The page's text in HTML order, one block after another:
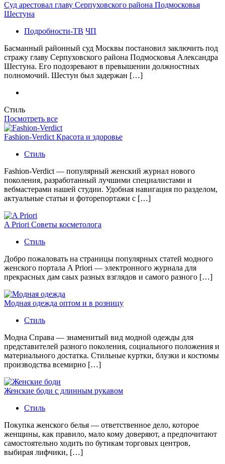
Суд арестовал главу Серпуховского района Подмосковья
Шестуна
Подробности-ТВ ЧП
Басманный районный суд Москвы постановил заключить под
стражу главу Серпуховского района Подмосковья Александра
Шестуна. Его подозревают в превышении должностных
полномочий. Шестун был задержан […]
Стиль
Посмотреть все
Fashion-Verdict Красота и здоровье
Стиль
Fashion-Verdict — популярный женский журнал нового
поколения, разработанный лучшими специалистами и
вебмастерами нашей студии. Удобная навигация по разделом,
актуальные статьи и фоторепортажи с […]
A Priori Советы косметолога
Стиль
Добро пожаловать на страницы популярных статей модного
женского портала A Priori — электронного журнала для
прекрасных дам саых разных взглядов и самого разного […]
Модная одежда оптом и в розницу
Стиль
Модна Справа — знаменитый вид модной одежды для
представителей разного поколения, социального положения и
материального достатка. Стильные куртки, блузки и костюмы
производства всемирно […]
Женские боди с длинным рукавом
Стиль
Покупка женского белья — ответственное дело, которое
женщины, как правило, мало кому доверяют, а предпочитают
самостоятельно ходить по бутикам торговых центров,
выбирая лифчики, […]